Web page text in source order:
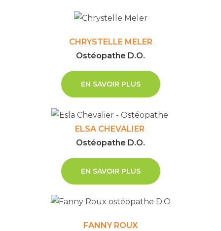
CHRYSTELLE MELER
Ostéopathe D.O.
EN SAVOIR PLUS
ELSA CHEVALIER
Ostéopathe D.O.
EN SAVOIR PLUS
FANNY ROUX